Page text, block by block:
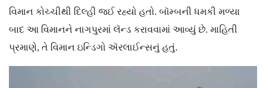
વિમાન કોચ્ચીથી દિલ્હી જઈ રહ્યો હતો. બૉમ્બની ધમકી મળ્યા
બાદ આ વિમાનને નાગપુરમાં લૅન્ડ કરાવવામાં આવ્યું છે. માહિતી
પ્રમાણે, તે વિમાન ઇન્ડિગો ઍરલાઈન્સનું હતું.